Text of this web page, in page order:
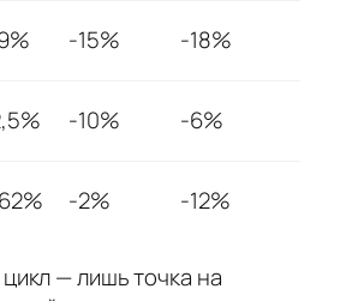
-15% -18%
-10% -6%
-2% -12%
— лишь точка на